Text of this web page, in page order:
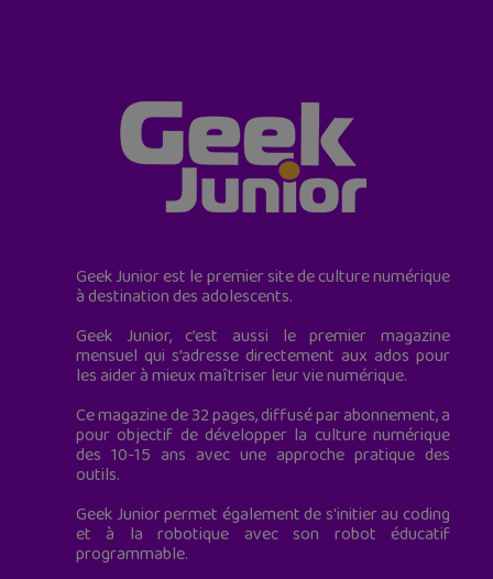
Geek Junior est le premier site de culture numérique
à destination des adolescents.
Geek Junior, c’est aussi le premier magazine
mensuel qui s’adresse directement aux ados pour
les aider à mieux maîtriser leur vie numérique.
Ce magazine de 32 pages, diffusé par abonnement, a
pour objectif de développer la culture numérique
des 10-15 ans avec une approche pratique des
outils.
Geek Junior permet également de s'initier au coding
et à la robotique avec son robot éducatif
programmable.